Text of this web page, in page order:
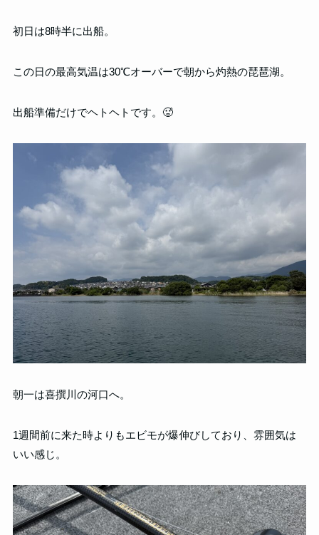
初日は8時半に出船。
この日の最高気温は30℃オーバーで朝から灼熱の琵琶湖。
出船準備だけでヘトヘトです。🥵
朝一は喜撰川の河口へ。
1週間前に来た時よりもエビモが爆伸びしており、雰囲気は
いい感じ。